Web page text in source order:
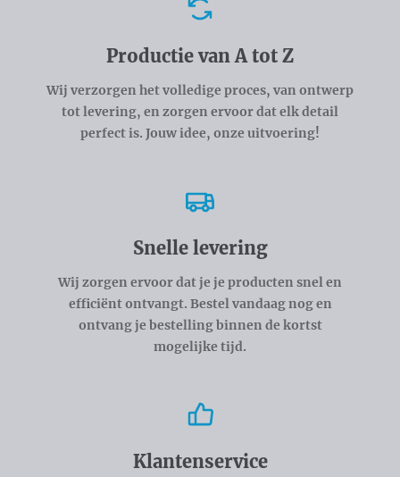
Productie van A tot Z
Wij verzorgen het volledige proces, van ontwerp
tot levering, en zorgen ervoor dat elk detail
perfect is. Jouw idee, onze uitvoering!
Snelle levering
Wij zorgen ervoor dat je je producten snel en
efficiënt ontvangt. Bestel vandaag nog en
ontvang je bestelling binnen de kortst
mogelijke tijd.
Klantenservice